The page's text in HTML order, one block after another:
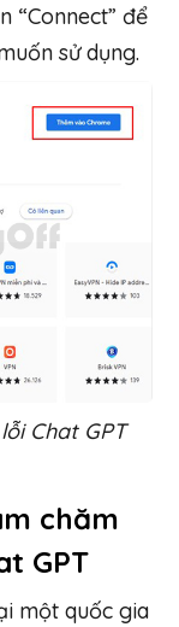
“Connect” để
sử dụng.
Chat GPT
chăm
GPT
một quốc gia